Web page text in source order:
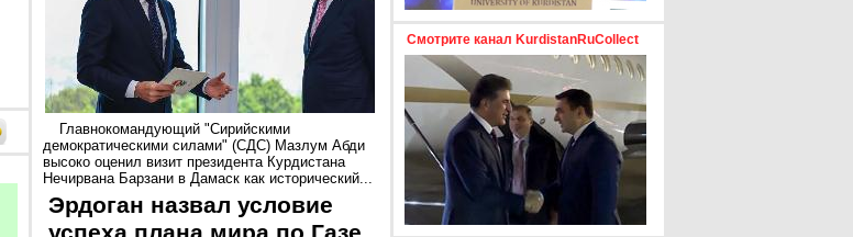
Главнокомандующий "Сирийскими
демократическими силами" (СДС) Мазлум Абди
высоко оценил визит президента Курдистана
Нечирвана Барзани в Дамаск как исторический...
Эрдоган назвал условие
Смотрите канал KurdistanRuCollect